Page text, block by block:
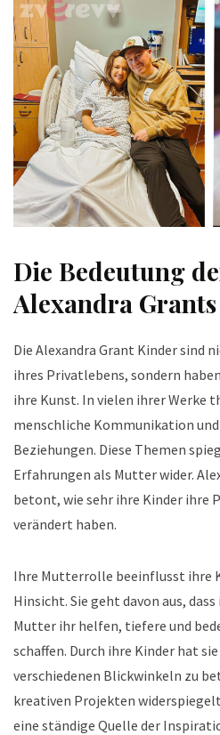
Die Bedeutung
Alexandra
Die Alexandra Grant Kinder sind
ihres Privatlebens, sondern
ihre Kunst. In vielen ihrer Werke
menschliche Kommunikation
Beziehungen. Diese Themen
Erfahrungen als Mutter wider.
betont, wie sehr ihre Kinder ihre
verändert haben.
Ihre Mutterrolle beeinflusst ihre
Hinsicht. Sie geht davon aus,
Mutter ihr helfen, tiefere und
schaffen. Durch ihre Kinder hat
verschiedenen Blickwinkeln zu
kreativen Projekten
eine ständige Quelle der